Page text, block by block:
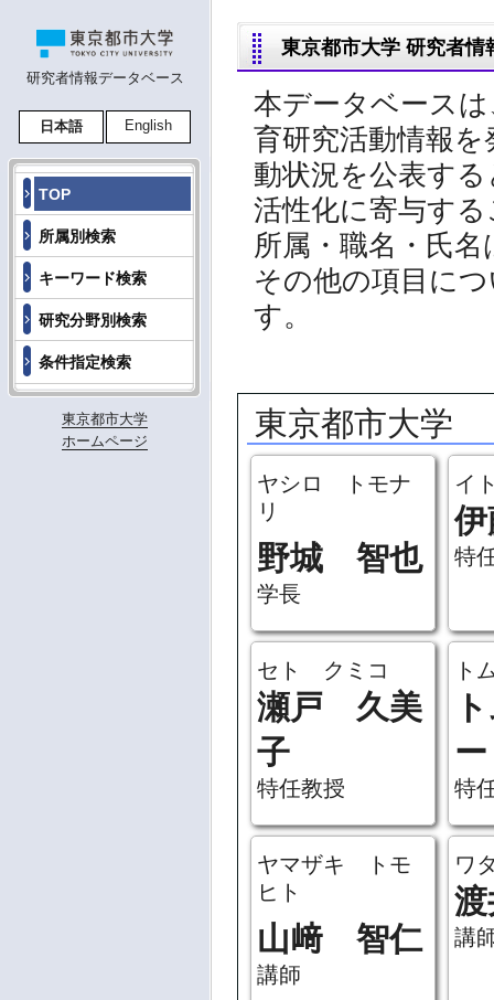
研究者情報データベース
日本語 English
TOP
所属別検索
キーワード検索
研究分野別検索
条件指定検索
東京都市大学
ホームページ
東京都市大学 研究者情
本データベース
育研究活動情報
動状況を公表す
活性化に寄与す
所属・職名・氏
その他の項目に
す。
東京都市大学
ヤシロ トモナ
リ
野城 智也
学長
イ
特
セト クミコ
瀬戸 久美
子
特任教授
ト
ー
特
ヤマザキ トモ
ヒト
山﨑 智仁
講師
ワ
講